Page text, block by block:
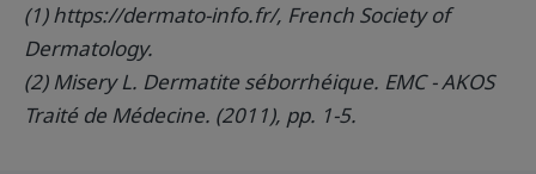
(1) https://dermato-info.fr/, French Society of
Dermatology.
(2) Misery L. Dermatite séborrhéique. EMC - AKOS
Traité de Médecine. (2011), pp. 1-5.